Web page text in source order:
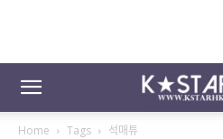
Home Tags 석매튜